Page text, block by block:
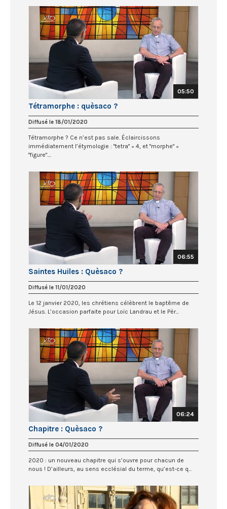
05:50
Tétramorphe : quèsaco ?
Diffusé le 18/01/2020
Tétramorphe ? Ce n’est pas sale. Éclaircissons
immédiatement l’étymologie : "tetra" = 4, et "morphe" =
"figure"....
06:55
Saintes Huiles : Quèsaco ?
Diffusé le 11/01/2020
Le 12 janvier 2020, les chrétiens célèbrent le baptême de
Jésus. L’occasion parfaite pour Loïc Landrau et le Pèr...
06:24
Chapitre : Quèsaco ?
Diffusé le 04/01/2020
2020 : un nouveau chapitre qui s’ouvre pour chacun de
nous ! D’ailleurs, au sens ecclésial du terme, qu’est-ce q...